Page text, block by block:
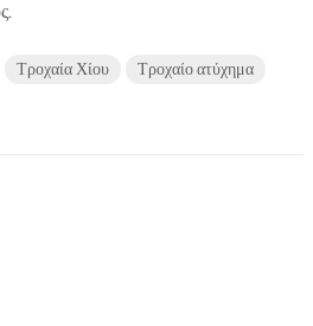
Τροχαία Χίου Τροχαίο ατύχημα